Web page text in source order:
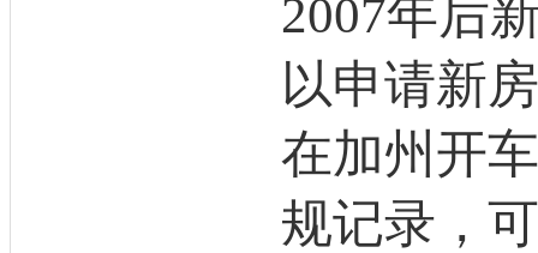
2007年后
以申请新
在加州开
规记录，